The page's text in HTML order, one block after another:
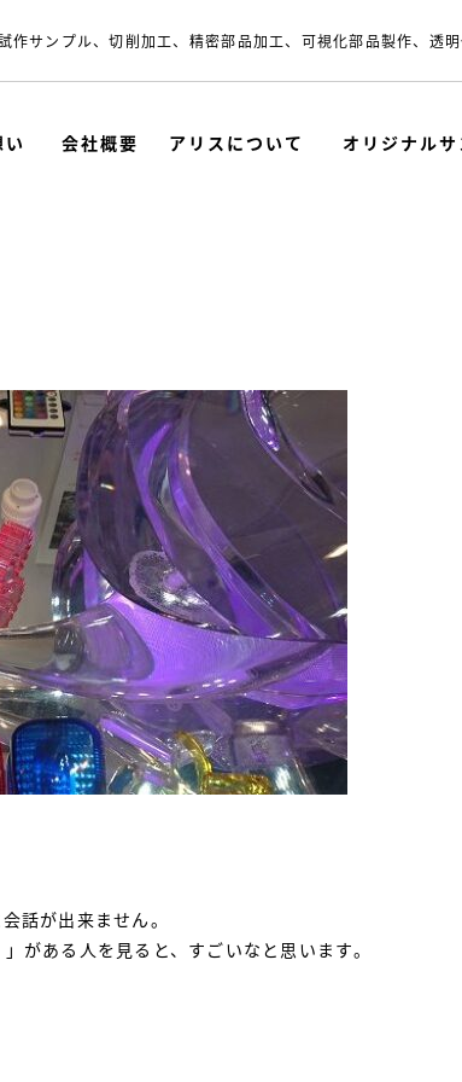
サンプル、切削加工、精密部品加工、可視化部品製作、透
会社概要 アリスについて オリジナル
話が出来ません。
がある人を見ると、すごいなと思います。